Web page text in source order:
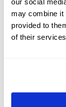
may combine it
provided to
of their